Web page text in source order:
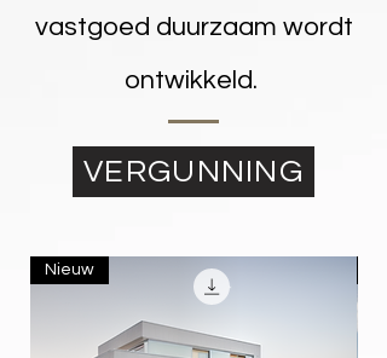
vastgoed duurzaam wordt
ontwikkeld.
VERGUNNING
Nieuw